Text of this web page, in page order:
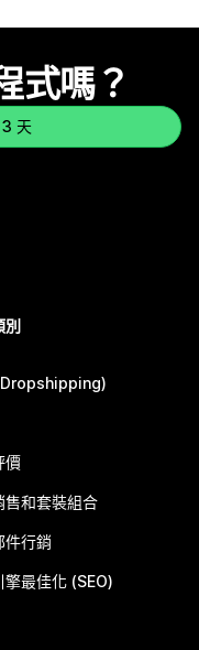
式嗎？
天
價
售和套裝組合
件行銷
擎最佳化 (SEO)